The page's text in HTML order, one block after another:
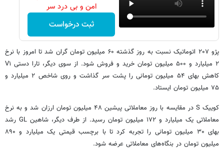
امن و بی درد سر
ثبت درخواست
پژو ۲۰۷ اتوماتیک نسبت به روز گذشته ۶۰ میلیون تومان گران شد تا امروز با نرخ
۲ میلیارد و ۵۰۰ میلیون تومان خرید و فروش شود. از سوی دیگر، تارا دستی V۱
کاهش بهای ۵۴ میلیون تومانی را پشت سر گذاشت و روی شاخص ۲ میلیارد و
۷۵ میلیون تومان ایستاد.
کوییک S در مقایسه با روز معاملاتی پیشین ۴۸ میلیون تومان ارزان شد و به نرخ
معاملاتی یک میلیارد و ۱۷۲ میلیون تومان رسید. از طرف دیگر، شاهین GL رشد
بهای ۳۰ میلیون تومانی را تجربه کرد تا با برچسب قیمتی یک میلیارد و ۸۹۰
میلیون تومان در بنگاه‌های معاملاتی عرضه شود.